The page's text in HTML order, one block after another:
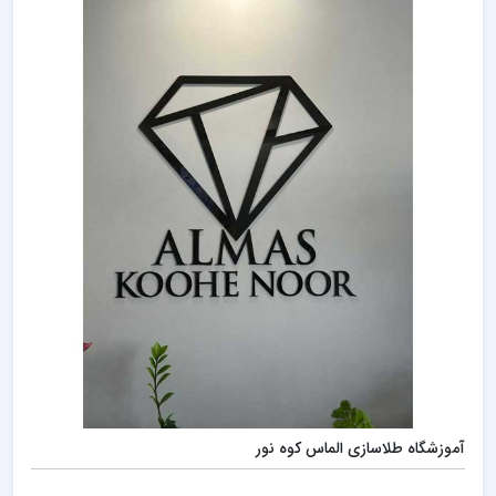
آموزشگاه طلاسازی الماس کوه نور